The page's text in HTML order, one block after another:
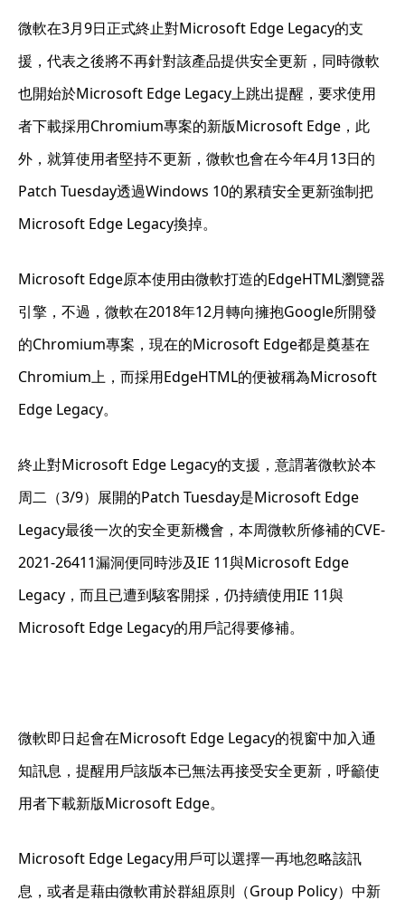
微軟在3月9日正式終止對Microsoft Edge Legacy的支
援，代表之後將不再針對該產品提供安全更新，同時微軟
也開始於Microsoft Edge Legacy上跳出提醒，要求使用
者下載採用Chromium專案的新版Microsoft Edge，此
外，就算使用者堅持不更新，微軟也會在今年4月13日的
Patch Tuesday透過Windows 10的累積安全更新強制把
Microsoft Edge Legacy換掉。
Microsoft Edge原本使用由微軟打造的EdgeHTML瀏覽器
引擎，不過，微軟在2018年12月轉向擁抱Google所開發
的Chromium專案，現在的Microsoft Edge都是奠基在
Chromium上，而採用EdgeHTML的便被稱為Microsoft
Edge Legacy。
終止對Microsoft Edge Legacy的支援，意謂著微軟於本
周二（3/9）展開的Patch Tuesday是Microsoft Edge
Legacy最後一次的安全更新機會，本周微軟所修補的CVE-
2021-26411漏洞便同時涉及IE 11與Microsoft Edge
Legacy，而且已遭到駭客開採，仍持續使用IE 11與
Microsoft Edge Legacy的用戶記得要修補。
微軟即日起會在Microsoft Edge Legacy的視窗中加入通
知訊息，提醒用戶該版本已無法再接受安全更新，呼籲使
用者下載新版Microsoft Edge。
Microsoft Edge Legacy用戶可以選擇一再地忽略該訊
息，或者是藉由微軟甫於群組原則（Group Policy）中新